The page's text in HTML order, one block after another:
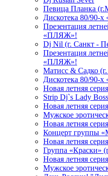
Певица Планка
Дискотека 80/90-х
Презентация
«ПЛЯЖ»!
Dj Nil (г. Санкт -
Презентация
«ПЛЯЖ»!
Матисс & Садко
Дискотека 80/90-х
Новая летняя
Strip Dj`s Lady Boss
Новая летняя
Мужское
Новая летняя
Концерт группы
Новая летняя
Группа «Краски»
Новая летняя
Мужское